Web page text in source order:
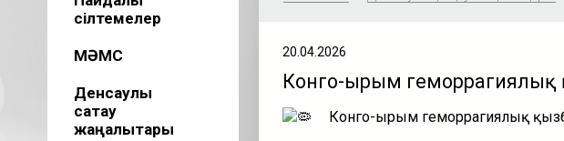
сілтемелер
МӘМС
Денсаулық
сақтау
жаңалықтары
20.04.2026
Конго-Қырым
Конго-Қырым геморрагиялық